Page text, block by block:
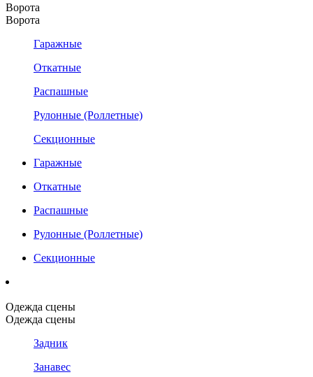
Ворота
Ворота
Гаражные
Откатные
Распашные
Рулонные (Роллетные)
Секционные
Гаражные
Откатные
Распашные
Рулонные (Роллетные)
Секционные
Одежда сцены
Одежда сцены
Задник
Занавес